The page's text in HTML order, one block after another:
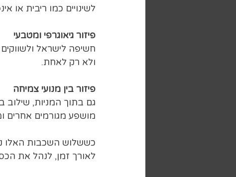
לשינויים כמו ריבית או
פיזור גיאוגרפי ומטבעי
חשיפה לישראל
ולא רק לאחת.
פיזור בין מנועי צמיחה
גם בתוך המניות, שילוב
מושפע מגורמים
כששלוש השכבות האלו
לאורך זמן, לנהל את